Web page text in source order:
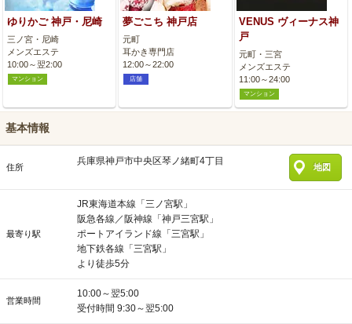
ゆりかご 神戸・尼崎
三ノ宮・尼崎
メンズエステ
10:00～翌2:00
マンション
夢ごこち 神戸店
元町
耳かき専門店
12:00～22:00
店舗
VENUS ヴィーナス神
戸
元町・三宮
メンズエステ
11:00～24:00
マンション
基本情報
住所
兵庫県神戸市中央区琴ノ緒町4丁目
地図
最寄り駅
JR東海道本線「三ノ宮駅」
阪急各線／阪神線「神戸三宮駅」
ポートアイランド線「三宮駅」
地下鉄各線「三宮駅」
より徒歩5分
営業時間
10:00～翌5:00
受付時間 9:30～翌5:00